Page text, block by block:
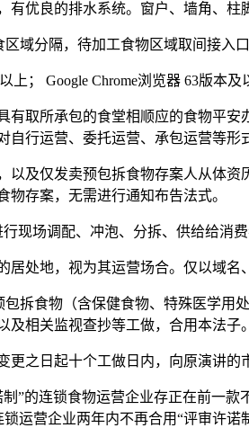
良的排水系统。窗户、墙角、柱
分隔，待加工食物区域取间接入
Google Chrome浏览器 63版本及
所承包的食堂相顺应的食物平安
行运营、委托运营、承包运营等形
仅发卖预包拆食物存案人从体资
物存案，无需进行通知布告法式。
场调配、冲泡、分拆、供给给消费
地，视为其运营场合。仅以域名
食物（含保健食物、特殊医学用
及相关监视查抄等工做，合用本法子。
之日起十个工做日内，向原演讲的
连锁食物运营企业存正在前一款
运营企业两年内不再合用“评审许诺